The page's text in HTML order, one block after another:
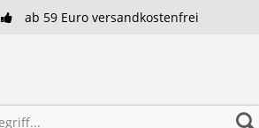
ab 59 Euro versandkostenfrei